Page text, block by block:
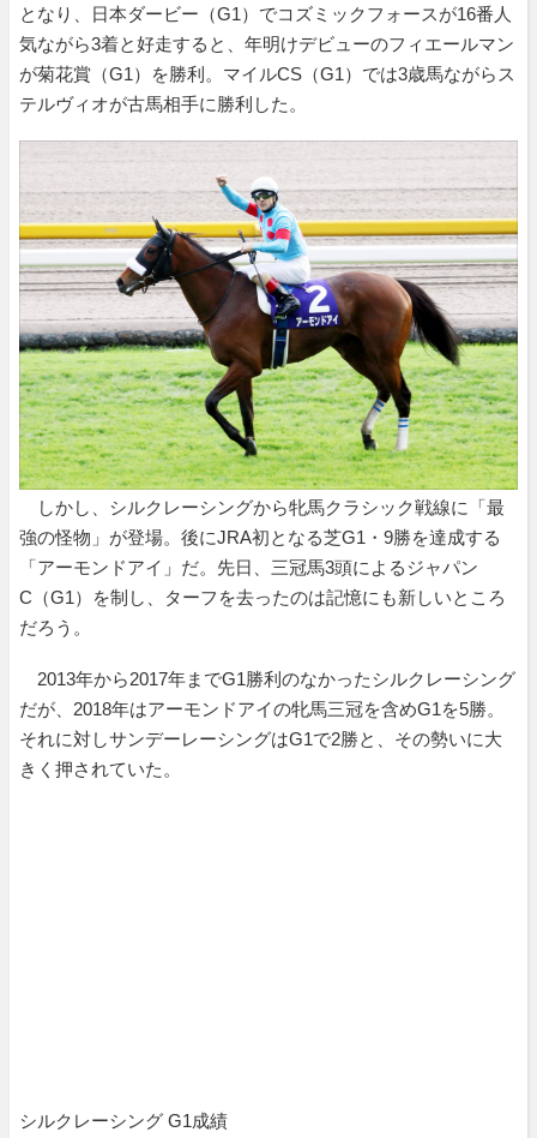
となり、日本ダービー（G1）でコズミックフォースが16番人
気ながら3着と好走すると、年明けデビューのフィエールマン
が菊花賞（G1）を勝利。マイルCS（G1）では3歳馬ながらス
テルヴィオが古馬相手に勝利した。
しかし、シルクレーシングから牝馬クラシック戦線に「最
強の怪物」が登場。後にJRA初となる芝G1・9勝を達成する
「アーモンドアイ」だ。先日、三冠馬3頭によるジャパン
C（G1）を制し、ターフを去ったのは記憶にも新しいところ
だろう。
2013年から2017年までG1勝利のなかったシルクレーシング
だが、2018年はアーモンドアイの牝馬三冠を含めG1を5勝。
それに対しサンデーレーシングはG1で2勝と、その勢いに大
きく押されていた。
シルクレーシング G1成績